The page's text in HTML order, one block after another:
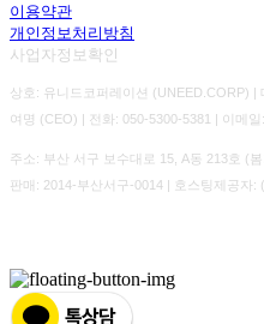
이용약관
개인정보처리방침
사업자정보확인
상호: 유니드코퍼레이션 (UNEED.CORP) |
여명 (CEO) | 전화: 050-5300-5381 | 이메
주소: 부산 서구 보수대로 15, A동 213호 (
판매: 2014-부산서구-0014 | 호스팅제공자: